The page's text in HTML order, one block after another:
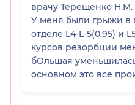
врачу Терещенко
У меня были грыжи в
отделе L4-L-5(0,95) и L5-S1(0,45), после 2
курсов резорбции
бОльшая
основном это все
разобраться с